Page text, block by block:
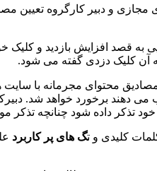
و دبیر کارگروه تعیین
به قصد افزایش بازدید و
آن کلیک دزدی گفته می شود.
محتوای مجرمانه با سایت
دهند برخورد خواهد شد.
داده شود چنانچه تذکر
کلیدی و تگ های پر کاربرد